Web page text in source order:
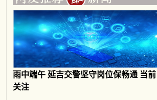
雨中端午 延吉交警坚守岗位保畅通 当前
关注